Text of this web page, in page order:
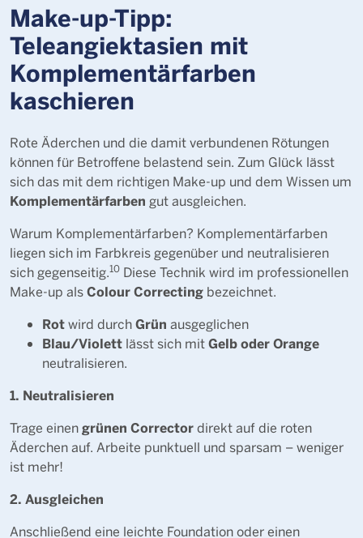
Make-up-Tipp:
Teleangiektasien mit
Komplementärfarben
kaschieren
Rote Äderchen und die damit verbundenen Rötungen
können für Betroffene belastend sein. Zum Glück lässt
sich das mit dem richtigen Make-up und dem Wissen um
Komplementärfarben gut ausgleichen.
Warum Komplementärfarben? Komplementärfarben
liegen sich im Farbkreis gegenüber und neutralisieren
sich gegenseitig.10 Diese Technik wird im professionellen
Make-up alsColour Correcting bezeichnet.
Rotwird durchGrün ausgeglichen
Blau/Violett lässt sich mitGelb oder Orange
neutralisieren.
1. Neutralisieren
Trage einengrünen Correctordirekt auf die roten
Äderchen auf. Arbeite punktuell und sparsam – weniger
ist mehr!
2. Ausgleichen
Anschließend eine leichte Foundation oder einen